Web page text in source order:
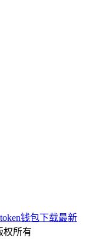
钱包下载最新
权所有